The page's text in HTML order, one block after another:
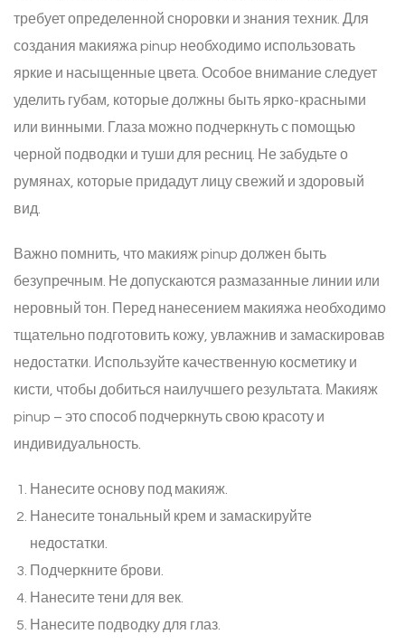
требует определенной сноровки и знания техник. Для
создания макияжа pinup необходимо использовать
яркие и насыщенные цвета. Особое внимание следует
уделить губам, которые должны быть ярко-красными
или винными. Глаза можно подчеркнуть с помощью
черной подводки и туши для ресниц. Не забудьте о
румянах, которые придадут лицу свежий и здоровый
вид.
Важно помнить, что макияж pinup должен быть
безупречным. Не допускаются размазанные линии или
неровный тон. Перед нанесением макияжа необходимо
тщательно подготовить кожу, увлажнив и замаскировав
недостатки. Используйте качественную косметику и
кисти, чтобы добиться наилучшего результата. Макияж
pinup – это способ подчеркнуть свою красоту и
индивидуальность.
Нанесите основу под макияж.
Нанесите тональный крем и замаскируйте
недостатки.
Подчеркните брови.
Нанесите тени для век.
Нанесите подводку для глаз.